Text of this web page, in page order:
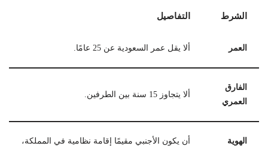
الشرط التفاصيل
العمر ألا يقل عمر السعودية عن 25 عامًا.
الفارق
العمري
ألا يتجاوز 15 سنة بين الطرفين.
الهوية
أن يكون الأجنبي مقيمًا إقامة نظامية في المملكة،